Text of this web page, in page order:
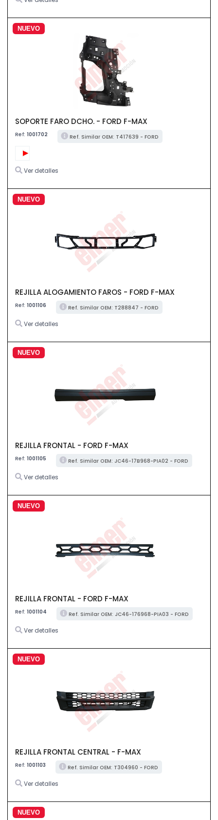
NUEVO
SOPORTE FARO DCHO. - FORD F-MAX
Ref: 1001702 Ref. Similar OEM: T417639 - FORD
Ver detalles
NUEVO
REJILLA ALOGAMIENTO FAROS - FORD F-MAX
Ref: 1001106 Ref. Similar OEM: T288847 - FORD
Ver detalles
NUEVO
REJILLA FRONTAL - FORD F-MAX
Ref: 1001105 Ref. Similar OEM: JC46-17B968-PIA02 - FORD
Ver detalles
NUEVO
REJILLA FRONTAL - FORD F-MAX
Ref: 1001104 Ref. Similar OEM: JC46-176968-PIA03 - FORD
Ver detalles
NUEVO
REJILLA FRONTAL CENTRAL - F-MAX
Ref: 1001103 Ref. Similar OEM: T304960 - FORD
Ver detalles
NUEVO